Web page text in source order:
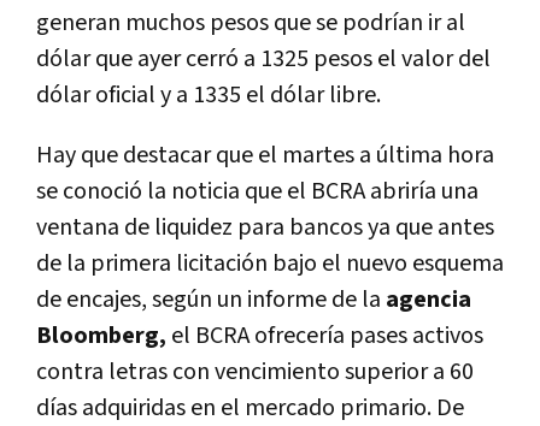
generan muchos pesos que se podrían ir al
dólar que ayer cerró a 1325 pesos el valor del
dólar oficial y a 1335 el dólar libre.
Hay que destacar que el martes a última hora
se conoció la noticia que el BCRA abriría una
ventana de liquidez para bancos ya que antes
de la primera licitación bajo el nuevo esquema
de encajes, según un informe de la agencia
Bloomberg, el BCRA ofrecería pases activos
contra letras con vencimiento superior a 60
días adquiridas en el mercado primario. De